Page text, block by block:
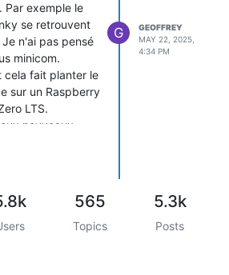
Par exemple le
se retrouvent
n'ai pas pensé
minicom.
cela fait planter le
sur un Raspberry
LTS.
nouveaux
G
GEOFFREY
MAY 22, 2025,
4:34 PM
565
Topics
5.3k
Posts